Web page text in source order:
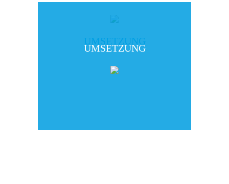
UMSETZUNG
UMSETZUNG